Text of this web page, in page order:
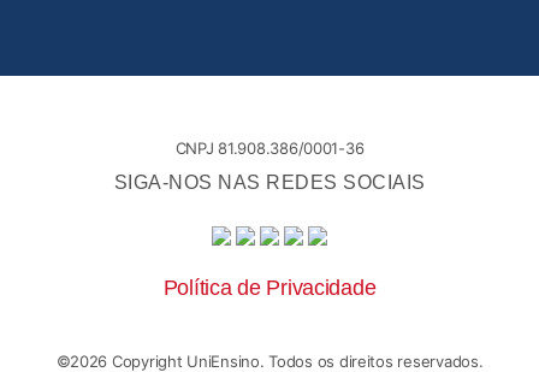
CNPJ 81.908.386/0001-36
SIGA-NOS NAS REDES SOCIAIS
Política de Privacidade
©2026 Copyright UniEnsino. Todos os direitos reservados.